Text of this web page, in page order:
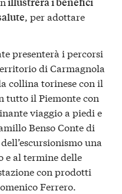
, per adottare
presenterà i percorsi
di Carmagnola
collina torinese con il
tutto il Piemonte con
viaggio a piedi e
Benso Conte di
una
e al termine delle
con prodotti
Ferrero.